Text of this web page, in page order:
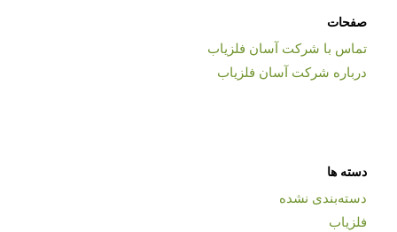
صفحات
تماس با شرکت آسان فلزیاب
درباره شرکت آسان فلزیاب
دسته ها
دسته‌بندی نشده
فلزیاب